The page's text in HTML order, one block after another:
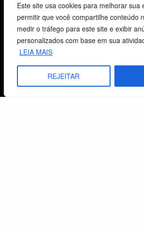
Este site usa cookies para melhorar sua
permitir que você compartilhe conteúdo
medir o tráfego para este site e exibir
personalizados com base em sua
LEIA MAIS
REJEITAR
Centro de Estudos Bíblicos
CNPJ: 29.832.607/0001-10
São Leopoldo, RS, Brasil